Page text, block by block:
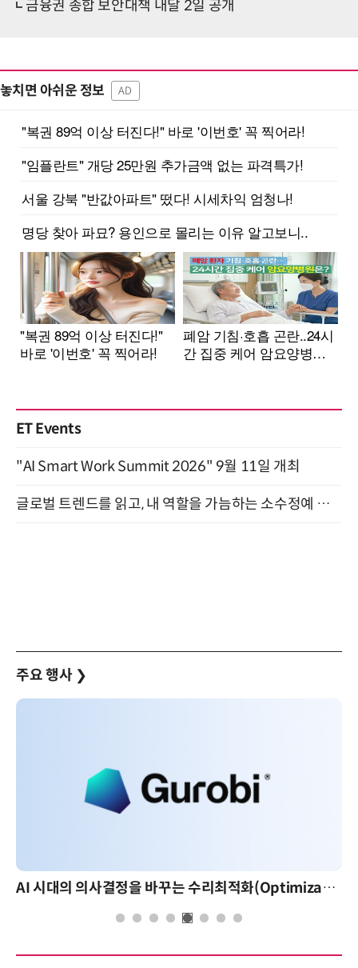
금융권 종합 보안대책 내달 2일 공개
놓치면 아쉬운 정보 AD
ET Events
"AI Smart Work Summit 2026" 9월 11일 개최
글로벌 트렌드를 읽고, 내 역할을 가늠하는 소수정예 실습 워크숍 (8/28)
주요 행사 ❯
AI 시대의 의사결정을 바꾸는 수리최적화(Optimization): 실제 산업 적용 사례와 활용 전략